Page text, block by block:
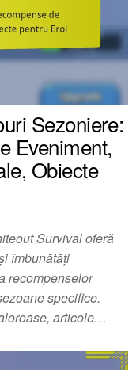
Sezoniere:
Eveniment,
Obiecte
Survival oferă
îmbunătăți
recompenselor
specifice.
articole…